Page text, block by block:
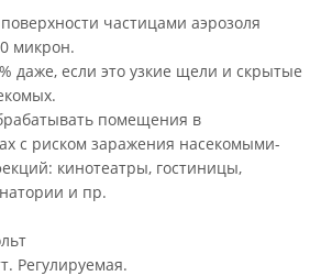
частицами аэрозоля
микрон.
даже, если это узкие щели и скрытые
помещения в
с риском заражения насекомыми-
кинотеатры, гостиницы,
и пр.
Регулируемая.